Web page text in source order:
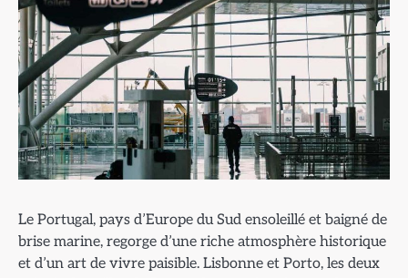
Le Portugal, pays d’Europe du Sud ensoleillé et baigné de
brise marine, regorge d’une riche atmosphère historique
et d’un art de vivre paisible. Lisbonne et Porto, les deux